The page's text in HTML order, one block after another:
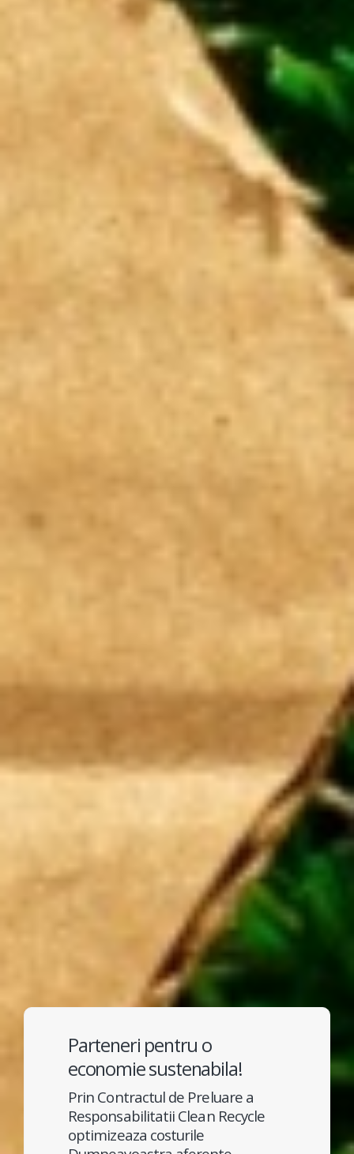
Parteneri pentru o
economie sustenabila!
Prin Contractul de Preluare a
Responsabilitatii Clean Recycle
optimizeaza costurile